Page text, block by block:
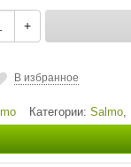
+
В избранное
Категории: Salmo,